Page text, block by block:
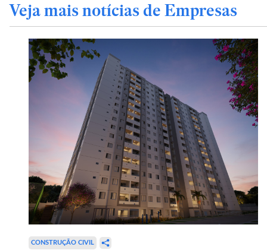
Veja mais notícias de Empresas
CONSTRUÇÃO CIVIL